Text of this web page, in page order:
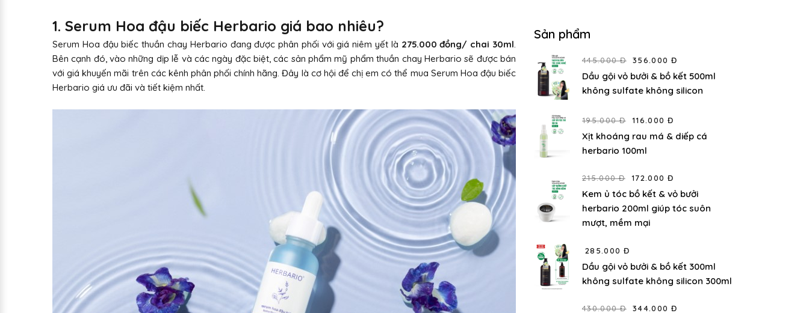
1. Serum Hoa đậu biếc Herbario giá bao nhiêu?
Serum Hoa đậu biếc thuần chay Herbario đang được phân phối với giá niêm yết là 275.000 đồng/ chai 30ml.
Bên cạnh đó, vào những dịp lễ và các ngày đặc biệt, các sản phẩm mỹ phẩm thuần chay Herbario sẽ được bán
với giá khuyến mãi trên các kênh phân phối chính hãng. Đây là cơ hội để chị em có thể mua Serum Hoa đậu biếc
Herbario giá ưu đãi và tiết kiệm nhất.
Sản phẩm
445.000 Đ 356.000 Đ
Dầu gội vỏ bưởi & bồ kết 500ml
không sulfate không silicon
195.000 Đ 116.000 Đ
Xịt khoáng rau má & diếp cá
herbario 100ml
215.000 Đ 172.000 Đ
Kem ủ tóc bồ kết & vỏ bưởi
herbario 200ml giúp tóc suôn
mượt, mềm mại
285.000 Đ
Dầu gội vỏ bưởi & bồ kết 300ml
không sulfate không silicon 300ml
430.000 Đ 344.000 Đ